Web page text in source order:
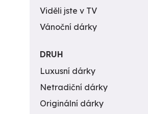
Viděli jste v TV
Vánoční dárky
DRUH
Luxusní dárky
Netradiční dárky
Originální dárky